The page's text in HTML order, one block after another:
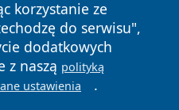
korzystanie ze
do serwisu",
dodatkowych
z naszą polityką
ustawienia .
Polityka
Cookies